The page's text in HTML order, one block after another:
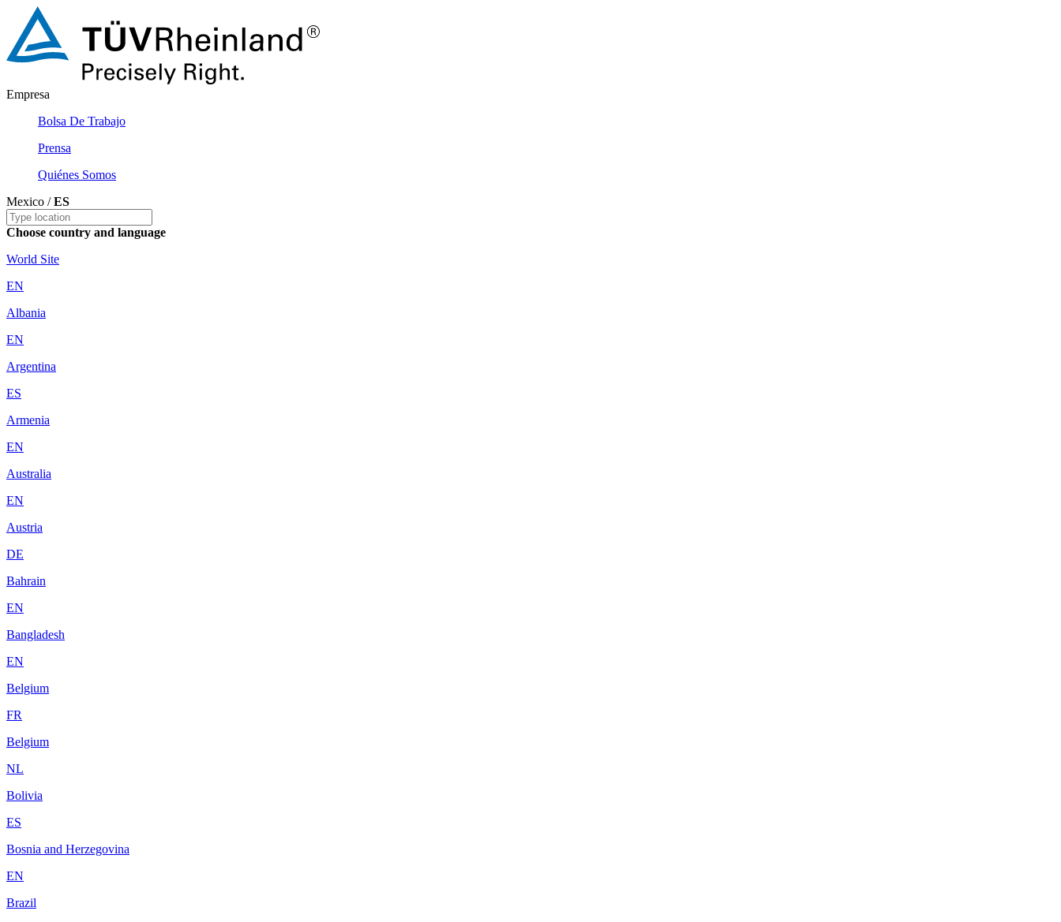
Empresa
Bolsa De Trabajo
Prensa
Quiénes Somos
Mexico /ES
Choose country and language
World Site
EN
Albania
EN
Argentina
ES
Armenia
EN
Australia
EN
Austria
DE
Bahrain
EN
Bangladesh
EN
Belgium
FR
Belgium
NL
Bolivia
ES
Bosnia and Herzegovina
EN
Brazil